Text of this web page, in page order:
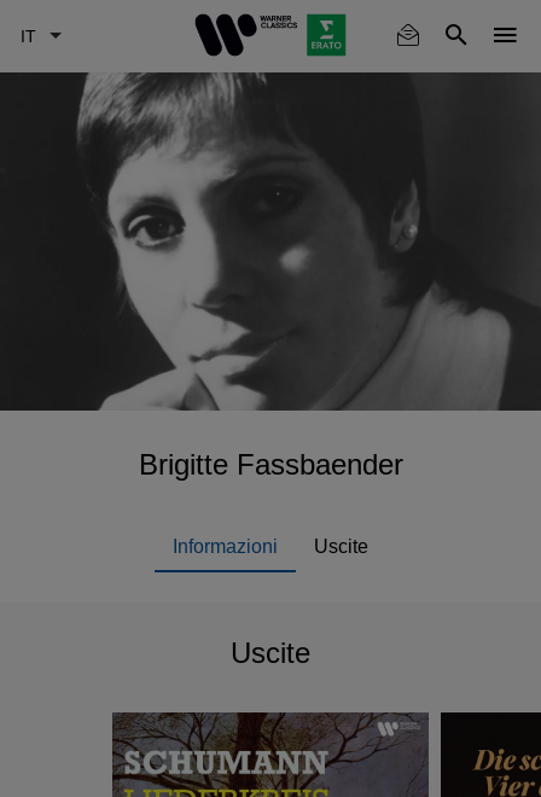
main
Brigitte Fassbaender
Informazioni Uscite
Uscite